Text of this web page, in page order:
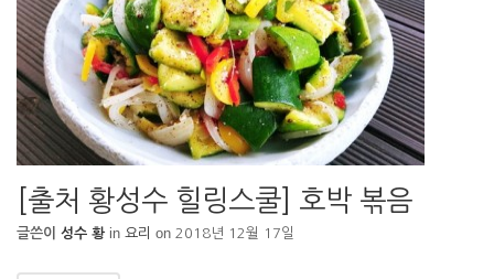
[출처 황성수 힐링스쿨] 호박 볶음
글쓴이 성수 황 in 요리 on 2018년 12월 17일